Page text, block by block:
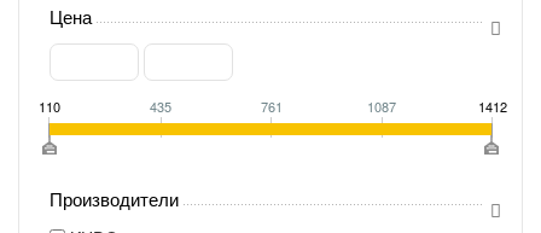
Цена
110 435 761 1087 1412
Производители